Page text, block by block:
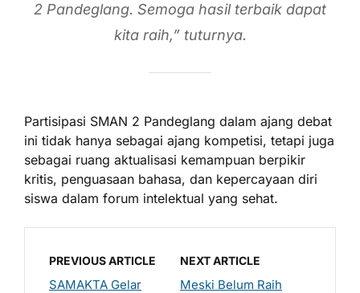
2 Pandeglang. Semoga hasil terbaik dapat
kita raih,” tuturnya.
Partisipasi SMAN 2 Pandeglang dalam ajang debat
ini tidak hanya sebagai ajang kompetisi, tetapi juga
sebagai ruang aktualisasi kemampuan berpikir
kritis, penguasaan bahasa, dan kepercayaan diri
siswa dalam forum intelektual yang sehat.
PREVIOUS ARTICLE
SAMAKTA Gelar
NEXT ARTICLE
Meski Belum Raih